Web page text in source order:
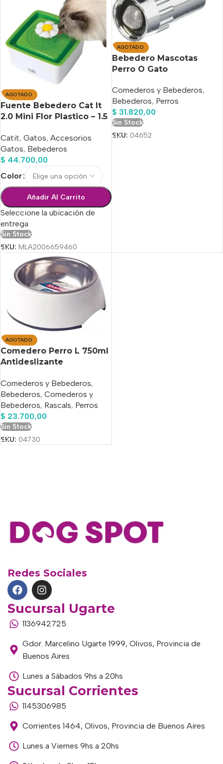
AGOTADO
Fuente Bebedero Cat It
2.0 Mini Flor Plastico – 1.5
Catit, Gatos, Accesorios
Gatos, Bebederos
$ 44.700,00
Color
Añadir Al Carrito
Seleccione la ubicación de
entrega
Sin Stock
SKU: MLA2006659460
AGOTADO
Bebedero Mascotas
Perro O Gato
24/7
Comederos y Bebederos,
Bebederos, Perros
$ 31.820,00
Sin Stock
SKU: 04652
AGOTADO
Comedero Perro L 750ml
Antideslizante
Comederos y Bebederos,
Bebederos, Comederos y
Bebederos, Rascals, Perros
$ 23.700,00
Sin Stock
SKU: 04730
Redes Sociales
Sucursal Ugarte
1136942725
Gdor. Marcelino Ugarte 1999, Olivos, Provincia de
Buenos Aires
Lunes a Sábados 9hs a 20hs
Sucursal Corrientes
1145306985
Corrientes 1464, Olivos, Provincia de Buenos Aires
Lunes a Viernes 9hs a 20hs